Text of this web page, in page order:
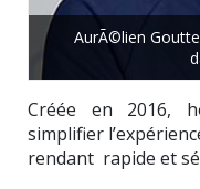
AurÃ©lien
Créée en 2016,
simplifier
rendant rapide et